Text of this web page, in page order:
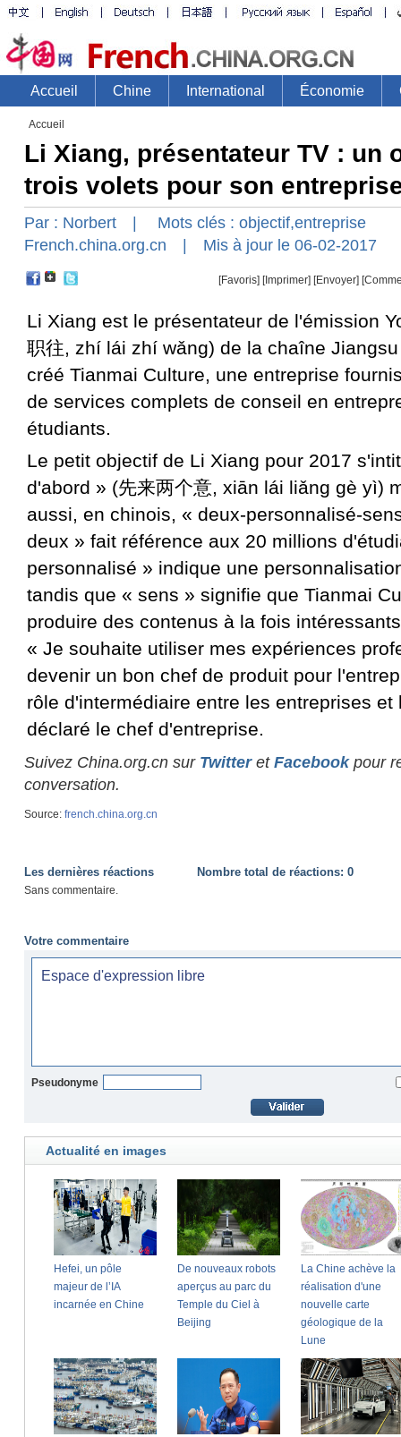
Accueil
Li Xiang, présentateur TV : un
trois volets pour son
Par : Norbert | Mots clés : objectif,entreprise
French.china.org.cn | Mis à jour le 06-02-2017
[Favoris] [Imprimer] [Envoyer]
Li Xiang est le présentateur de l'émission
职往, zhí lái zhí wǎng) de la chaîne
créé Tianmai Culture, une entreprise
de services complets de conseil en
étudiants.
Le petit objectif de Li Xiang pour 2017
d'abord » (先来两个意, xiān lái liǎng gè yì)
aussi, en chinois, « deux-personnalisé-
deux » fait référence aux 20 millions
personnalisé » indique une
tandis que « sens » signifie que Tianmai
produire des contenus à la fois
« Je souhaite utiliser mes expériences
devenir un bon chef de produit pour
rôle d'intermédiaire entre les entreprises et
déclaré le chef d'entreprise.
Suivez China.org.cn sur Twitteret Facebookpour
conversation.
Source: french.china.org.cn
Les dernières réactions Nombre total de réactions: 0
Sans commentaire.
Votre commentaire
Pseudonyme